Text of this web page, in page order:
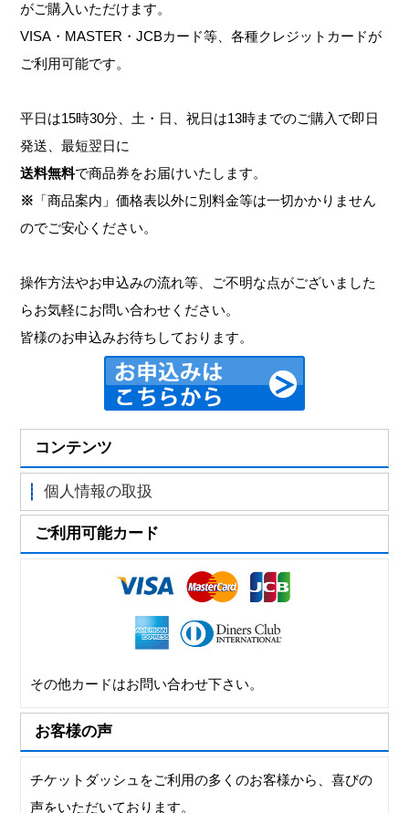
がご購入いただけます。
VISA・MASTER・JCBカード等、各種クレジットカードが
ご利用可能です。
平日は15時30分、土・日、祝日は13時までのご購入で即日
発送、最短翌日に
送料無料で商品券をお届けいたします。
※ 「商品案内」価格表以外に別料金等は一切かかりません
のでご安心ください。
操作方法やお申込みの流れ等、ご不明な点がございました
らお気軽にお問い合わせください。
皆様のお申込みお待ちしております。
コンテンツ
個人情報の取扱
ご利用可能カード
その他カードはお問い合わせ下さい。
お客様の声
チケットダッシュをご利用の多くのお客様から、喜びの
声をいただいております。